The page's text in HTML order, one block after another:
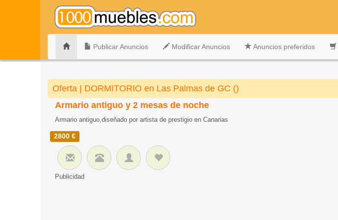
Publicar Anuncios Modificar Anuncios Anuncios preferidos
Oferta | DORMITORIO en Las Palmas de GC ()
Armario antiguo y 2 mesas de noche
Armario antiguo,diseñado por artista de prestigio en Canarias
2800 €
Publicidad